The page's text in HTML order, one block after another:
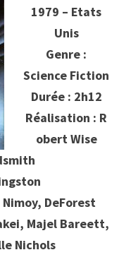
1979 – Etats
Unis
Genre :
Science Fiction
Durée : 2h12
Réalisation : R
obert Wise
DeForest
Majel Bareett,
Nichols